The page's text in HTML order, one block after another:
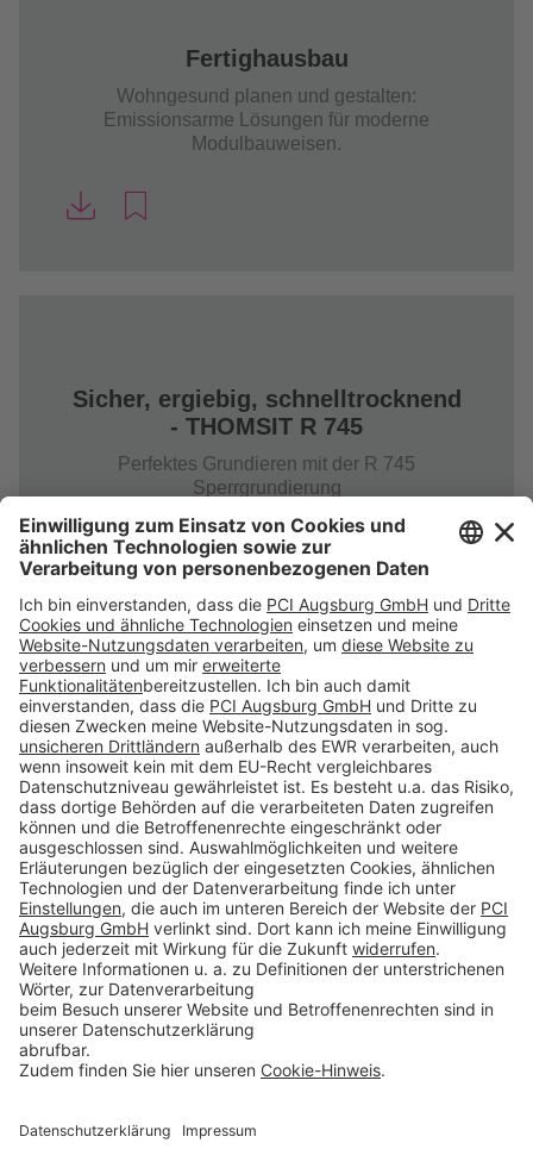
Fertighausbau
Wohngesund planen und gestalten:
Emissionsarme Lösungen für moderne
Modulbauweisen.
Sicher, ergiebig, schnelltrocknend
- THOMSIT R 745
Perfektes Grundieren mit der R 745
Sperrgrundierung
Folge uns auf:
Produkte CH
Toolbox
Über THOMSIT
Kontakt